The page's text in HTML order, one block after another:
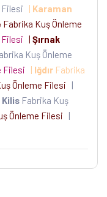
Filesi | Karaman
Fabrika Kuş Önleme
Filesi | Şırnak
Kuş Önleme
Filesi | Iğdır Fabrika
Önleme Filesi
|
Kilis Fabrika Kuş
Önleme Filesi
|